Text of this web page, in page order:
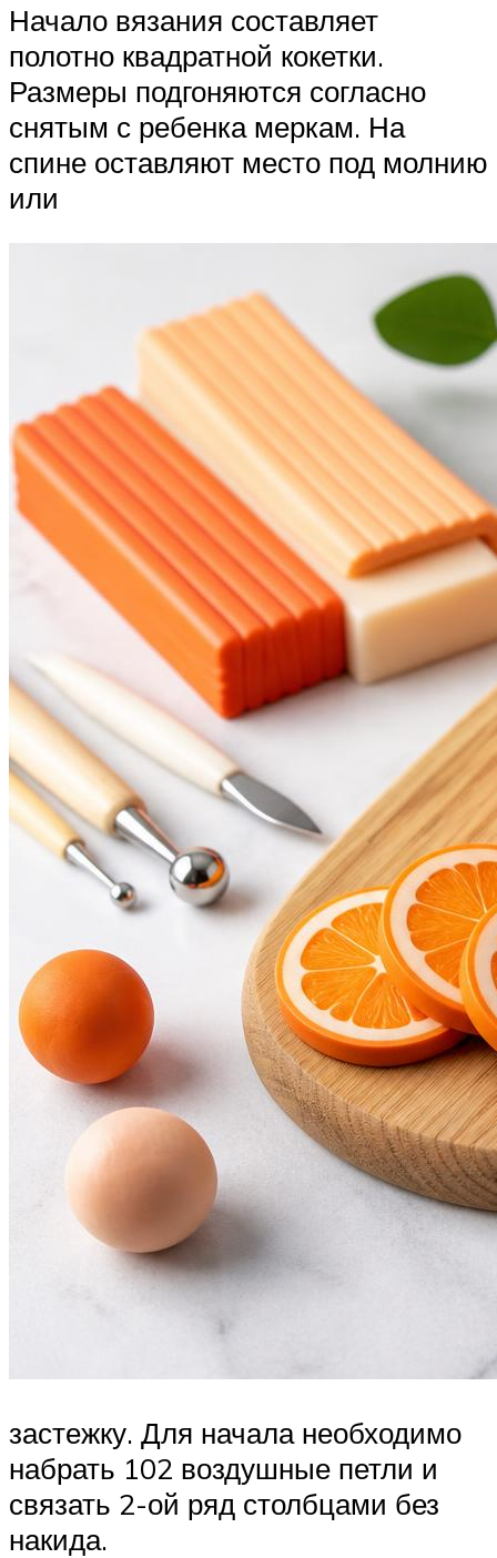
Начало вязания составляет
полотно квадратной кокетки.
Размеры подгоняются согласно
снятым с ребенка меркам. На
спине оставляют место под молнию
или
застежку. Для начала необходимо
набрать 102 воздушные петли и
связать 2-ой ряд столбцами без
накида.